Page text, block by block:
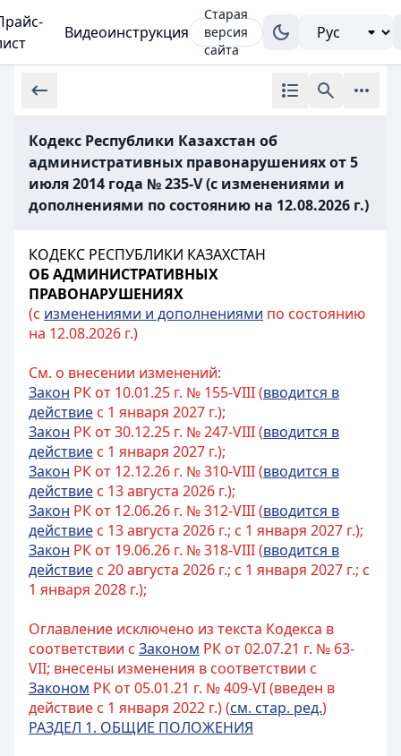
Видеоинструкция
Старая
версия
сайта
Кодекс Республики Казахстан об
административных правонарушениях от 5
июля 2014 года № 235-V (с изменениями и
дополнениями по состоянию на 12.08.2026 г.)
КОДЕКС РЕСПУБЛИКИ КАЗАХСТАН
ОБ АДМИНИСТРАТИВНЫХ
ПРАВОНАРУШЕНИЯХ
(с изменениями и дополнениями по состоянию
на 12.08.2026 г.)
См. о внесении изменений:
Закон РК от 10.01.25 г. № 155-VIII (вводится в
действие с 1 января 2027 г.);
Закон РК от 30.12.25 г. № 247-VIII (вводится в
действие с 1 января 2027 г.);
Закон РК от 12.12.26 г. № 310-VIII (вводится в
действие с 13 августа 2026 г.);
Закон РК от 12.06.26 г. № 312-VIII (вводится в
действие с 13 августа 2026 г.; с 1 января 2027 г.);
Закон РК от 19.06.26 г. № 318-VIII (вводится в
действие с 20 августа 2026 г.; с 1 января 2027 г.; с
1 января 2028 г.);
Оглавление исключено из текста Кодекса в
соответствии с Законом РК от 02.07.21 г. № 63-
VII; внесены изменения в соответствии с
Законом РК от 05.01.21 г. № 409-VI (введен в
действие с 1 января 2022 г.) (см. стар. ред.)
РАЗДЕЛ 1. ОБЩИЕ ПОЛОЖЕНИЯ